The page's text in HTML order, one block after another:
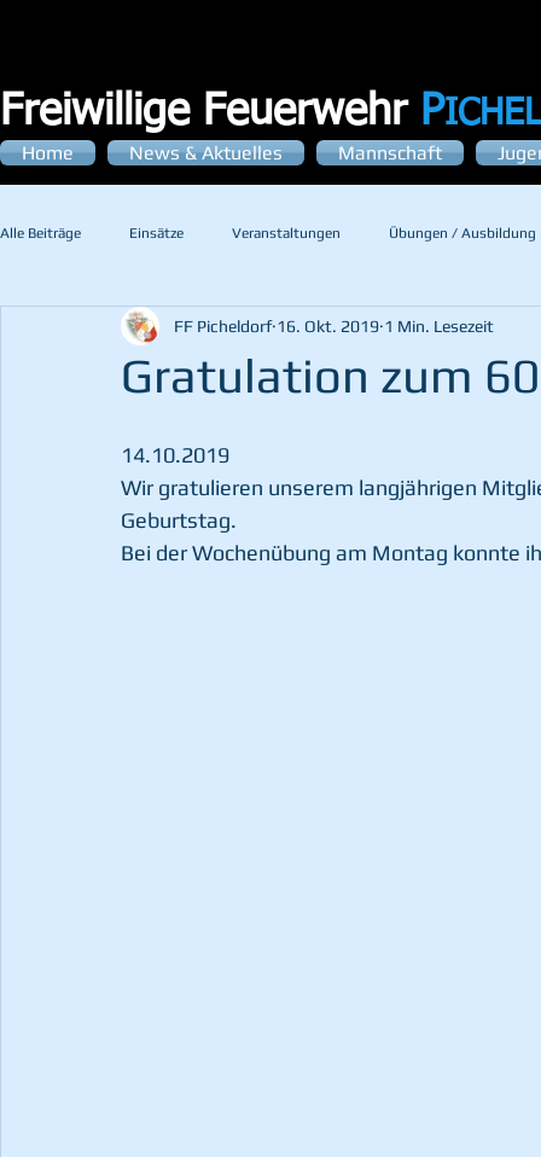
Freiwillige Feuerwehr P
Home News & Aktuelles Mannschaft
Alle Beiträge Einsätze Veranstaltungen Übungen / Ausbildung
Gratulation zum
FF Picheldorf 16. Okt. 2019 1 Min. Lesezeit
14.10.2019
Wir gratulieren unserem langjährigen
Geburtstag.
Bei der Wochenübung am Montag konnte